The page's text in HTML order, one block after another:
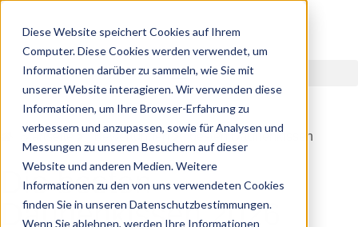
Diese Website speichert Cookies auf Ihrem
Computer. Diese Cookies werden verwendet, um
Informationen darüber zu sammeln, wie Sie mit
unserer Website interagieren. Wir verwenden diese
Informationen, um Ihre Browser-Erfahrung zu
verbessern und anzupassen, sowie für Analysen und
Messungen zu unseren Besuchern auf dieser
Website und anderen Medien. Weitere
Informationen zu den von uns verwendeten Cookies
finden Sie in unseren Datenschutzbestimmungen.
Wenn Sie ablehnen, werden Ihre Informationen
Startseite Bewertungen besten Daunenkissen
Die besten
Daunenkissen 2026